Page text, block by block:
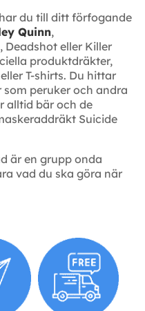
du till ditt förfogande
Quinn,
Deadshot eller Killer
produktdräkter,
T-shirts. Du hittar
peruker och andra
alltid bär och de
Suicide
är en grupp onda
vad du ska göra när